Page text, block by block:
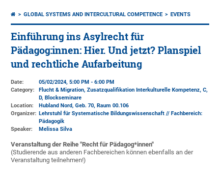
GLOBAL SYSTEMS AND INTERCULTURAL COMPETENCE EVENTS
Einführung ins Asylrecht für
Pädagog:innen: Hier. Und jetzt? Planspiel
und rechtliche Aufarbeitung
Date:
05/02/2024, 5:00 PM - 6:00 PM
Category:
Flucht & Migration, Zusatzqualifikation Interkulturelle Kompetenz, C,
D, Blockseminare
Location:
Hubland Nord, Geb. 70, Raum 00.106
Organizer: Lehrstuhl für Systematische Bildungswissenschaft // Fachbereich:
Pädagogik
Speaker:
Melissa Silva
Veranstaltung der Reihe "Recht für Pädagog*innen"
(Studierende aus anderen Fachbereichen können ebenfalls an der
Veranstaltung teilnehmen!)